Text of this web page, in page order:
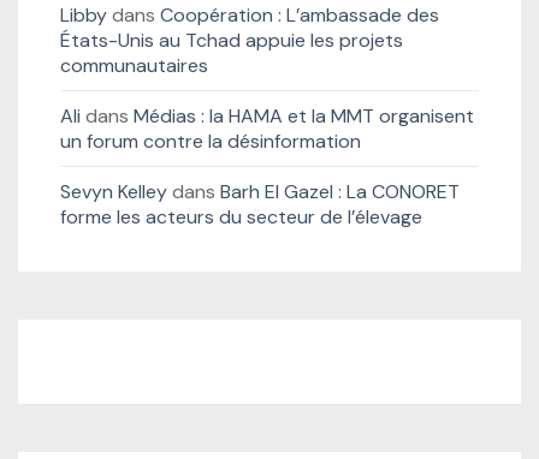
Libbydans Coopération : L’ambassade des
États-Unis au Tchad appuie les projets
communautaires
Ali dans Médias : la HAMA et la MMT organisent
un forum contre la désinformation
Sevyn Kelleydans Barh El Gazel : La CONORET
forme les acteurs du secteur de l’élevage